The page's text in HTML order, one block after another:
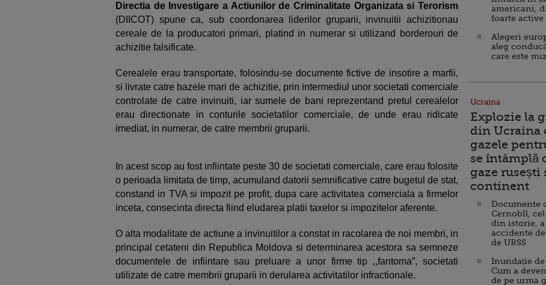
Directia de Investigare a Actiunilor de Criminalitate Organizata si Terorism
(DIICOT) spune ca, sub coordonarea liderilor gruparii, invinuitii achizitionau
cereale de la producatori primari, platind in numerar si utilizand borderouri de
achizitie falsificate.
Cerealele erau transportate, folosindu-se documente fictive de insotire a marfii,
si livrate catre bazele mari de achizitie, prin intermediul unor societati comerciale
controlate de catre invinuiti, iar sumele de bani reprezentand pretul cerealelor
erau directionate in conturile societatilor comerciale, de unde erau ridicate
imediat, in numerar, de catre membrii gruparii.
In acest scop au fost infiintate peste 30 de societati comerciale, care erau folosite
o perioada limitata de timp, acumuland datorii semnificative catre bugetul de stat,
constand in TVA si impozit pe profit, dupa care activitatea comerciala a firmelor
inceta, consecinta directa fiind eludarea platii taxelor si impozitelor aferente.
O alta modalitate de actiune a invinuitilor a constat in racolarea de noi membri, in
principal cetateni din Republica Moldova si determinarea acestora sa semneze
documentele de infiintare sau preluare a unor firme tip ,,fantoma”, societati
utilizate de catre membrii gruparii in derularea activitatilor infractionale.
americani,
foarte active
Alegeri
aleg
care este
Ucraina
Explozie la
din Ucraina
gazele
se întâmplă
gaze rusești
continent
Documente
Cernobîl,
din istorie, a
accidente
de URSS
Inundație de
Cum a
de pe urma